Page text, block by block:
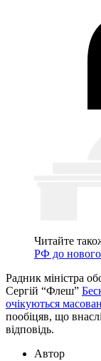
Читайте
РФ до нового
Радник міністра
Сергій “Флеш”
очікуються
пообіцяв, що
відповідь.
Автор